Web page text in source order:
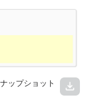
ップショット download